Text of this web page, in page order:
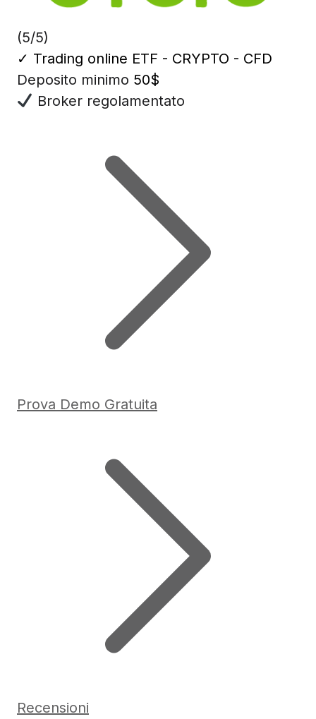
(5/5)
✓ Trading online ETF - CRYPTO - CFD
Deposito minimo 50$
Broker regolamentato
Prova Demo Gratuita
Recensioni